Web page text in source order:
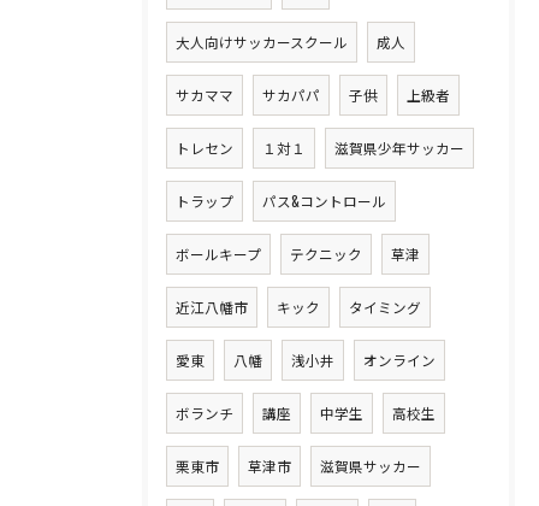
大人向けサッカースクール 成人
サカママ サカパパ 子供 上級者
トレセン １対１ 滋賀県少年サッカー
トラップ パス&コントロール
ボールキープ テクニック 草津
近江八幡市 キック タイミング
愛東 八幡 浅小井 オンライン
ボランチ 講座 中学生 高校生
栗東市 草津市 滋賀県サッカー